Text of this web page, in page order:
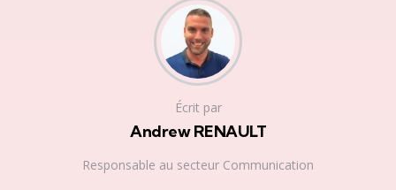
Écrit par
Andrew RENAULT
Responsable au secteur Communication